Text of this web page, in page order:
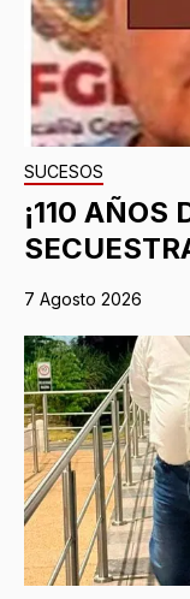
SUCESOS
¡110 AÑOS
7 Agosto 2026